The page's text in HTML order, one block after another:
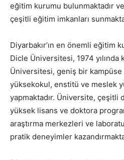
eğitim kurumu bulunmaktadır
çeşitli eğitim imkanları
Diyarbakır’ın en önemli eğitim
Dicle Üniversitesi, 1974 yılında
Üniversitesi, geniş bir
yüksekokul, enstitü ve meslek
yapmaktadır. Üniversite, çeşitli
yüksek lisans ve doktora
araştırma merkezleri ve
pratik deneyimler